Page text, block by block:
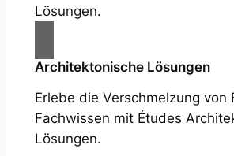
Lösungen.
Architektonische Lösungen
Erlebe die Verschmelzung von
Fachwissen mit Études
Lösungen.